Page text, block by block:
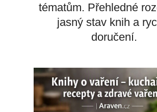
tématům. Přehledné
jasný stav knih a
doručení.